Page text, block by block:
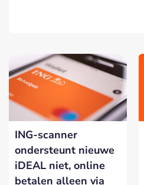
ING-scanner
ondersteunt nieuwe
iDEAL niet, online
betalen alleen via